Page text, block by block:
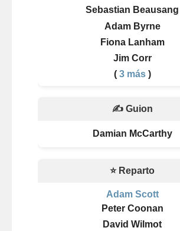
Sebastian Beausang
Adam Byrne
Fiona Lanham
Jim Corr
( 3 más)
✍️ Guion
Damian McCarthy
⭐ Reparto
Adam Scott
Peter Coonan
David Wilmot